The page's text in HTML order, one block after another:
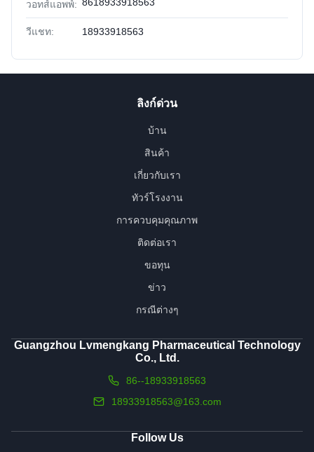
วอทส์แอพพ์: 8618933918563
วีแชท: 18933918563
ลิงก์ด่วน
บ้าน
สินค้า
เกี่ยวกับเรา
ทัวร์โรงงาน
การควบคุมคุณภาพ
ติดต่อเรา
ขอทุน
ข่าว
กรณีต่างๆ
Guangzhou Lvmengkang Pharmaceutical Technology
Co., Ltd.
86--18933918563
18933918563@163.com
Follow Us